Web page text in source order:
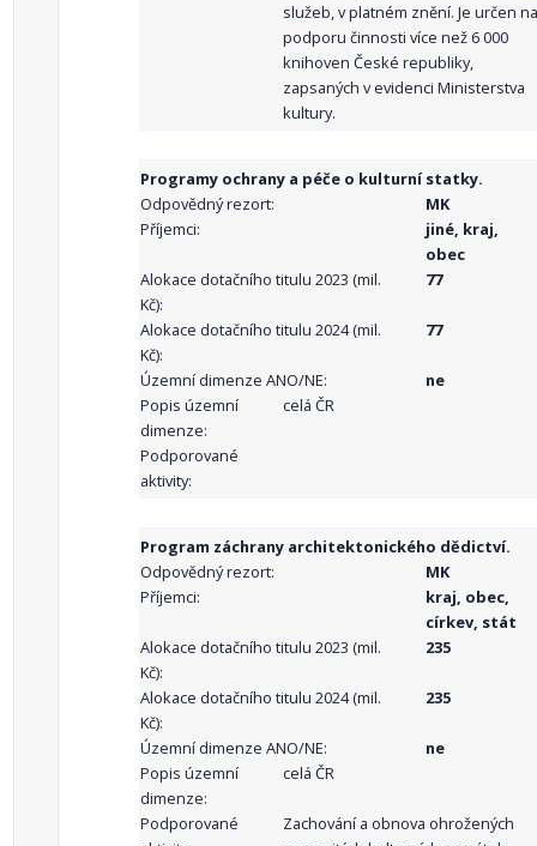
služeb, v platném znění. Je určen na
podporu činnosti více než 6 000
knihoven České republiky,
zapsaných v evidenci Ministerstva
kultury.
Programy ochrany a péče o kulturní statky.
Odpovědný rezort:
MK
Příjemci:
jiné, kraj,
obec
Alokace dotačního titulu 2023 (mil.
Kč):
77
Alokace dotačního titulu 2024 (mil.
Kč):
77
Územní dimenze ANO/NE:
ne
Popis územní
dimenze:
celá ČR
Podporované
aktivity:
Program záchrany architektonického dědictví.
Odpovědný rezort:
MK
Příjemci:
kraj, obec,
církev, stát
Alokace dotačního titulu 2023 (mil.
Kč):
235
Alokace dotačního titulu 2024 (mil.
Kč):
235
Územní dimenze ANO/NE:
ne
Popis územní
dimenze:
celá ČR
Podporované
Zachování a obnova ohrožených